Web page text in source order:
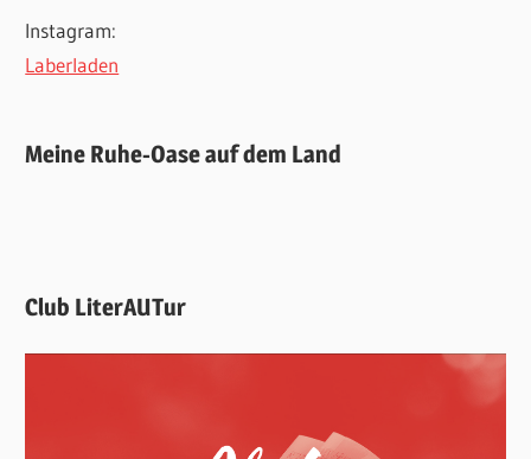
Instagram:
Laberladen
Meine Ruhe-Oase auf dem Land
Club LiterAUTur